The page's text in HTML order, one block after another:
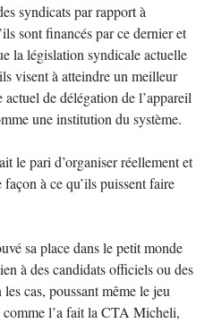
syndicats par rapport à
sont financés par ce dernier et
la législation syndicale actuelle
visent à atteindre un meilleur
de délégation de l’appareil
une institution du système.
le pari d’organiser réellement et
à ce qu’ils puissent faire
sa place dans le petit monde
à des candidats officiels ou des
cas, poussant même le jeu
comme l’a fait la CTA Micheli,